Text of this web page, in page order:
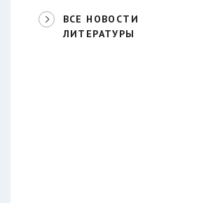
ВСЕ НОВОСТИ
ЛИТЕРАТУРЫ